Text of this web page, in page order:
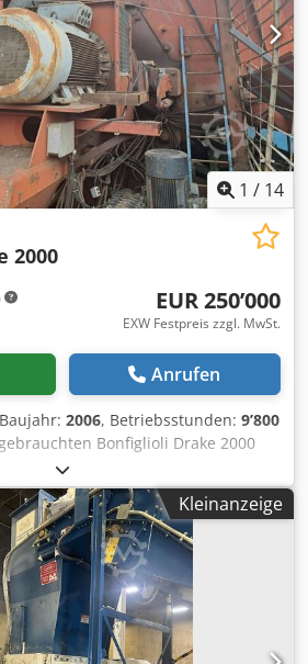
1 / 14
2000
EUR 250’000
EXW Festpreis zzgl. MwSt.
Anrufen
2006, Betriebsstunden: 9’800
Bonfiglioli Drake 2000
Baujahr 2006, an. Maximale
400 kW Nennspannung:
Hz Csdpfxjzc I S Ee Ag Ieha Im
Hammermühle, doppelte
für Eisenmetalle, Gauss-
Absauganlage,
Für weitere Fragen oder
senden Sie uns bitte eine
uns an.
Kleinanzeige